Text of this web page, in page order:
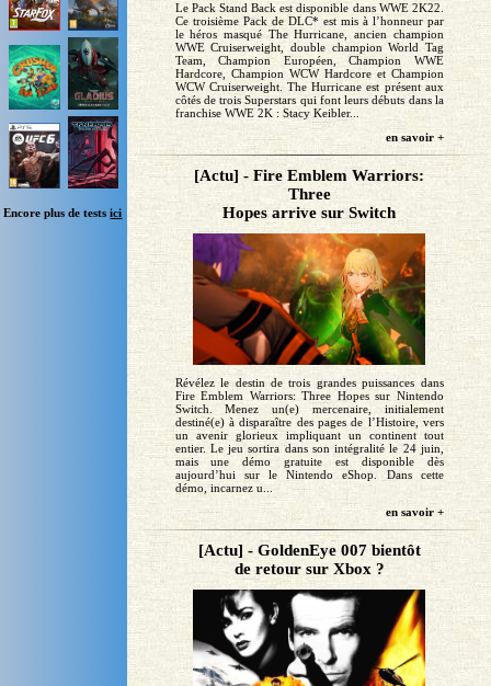
Encore plus de testsici
Le Pack Stand Back est disponible dans WWE 2K22.
Ce troisième Pack de DLC* est mis à l’honneur par
le héros masqué The Hurricane, ancien champion
WWE Cruiserweight, double champion World Tag
Team, Champion Européen, Champion WWE
Hardcore, Champion WCW Hardcore et Champion
WCW Cruiserweight. The Hurricane est présent aux
côtés de trois Superstars qui font leurs débuts dans la
franchise WWE 2K : Stacy Keibler...
en savoir +
[Actu] - Fire Emblem Warriors:
Three
Hopes arrive sur Switch
Révélez le destin de trois grandes puissances dans
Fire Emblem Warriors: Three Hopes sur Nintendo
Switch. Menez un(e) mercenaire, initialement
destiné(e) à disparaître des pages de l’Histoire, vers
un avenir glorieux impliquant un continent tout
entier. Le jeu sortira dans son intégralité le 24 juin,
mais une démo gratuite est disponible dès
aujourd’hui sur le Nintendo eShop. Dans cette
démo, incarnez u...
en savoir +
[Actu] - GoldenEye 007 bientôt
de retour sur Xbox ?